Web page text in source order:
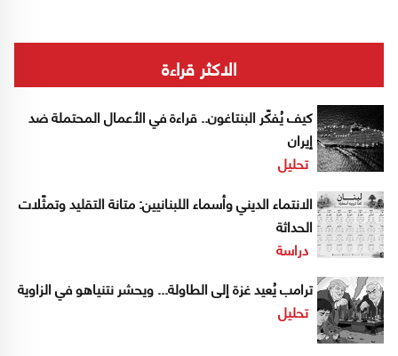
الاكثر قراءة
كيف يُفكّر البنتاغون.. قراءة في الأعمال المحتملة ضد
إيران
تحليل
الانتماء الديني وأسماء اللبنانيين: متانة التقليد وتمثّلات
الحداثة
دراسة
ترامب يُعيد غزة إلى الطاولة... ويحشر نتنياهو في الزاوية
تحليل